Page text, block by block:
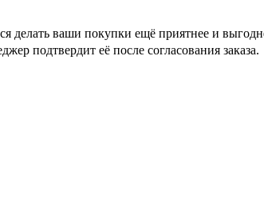
делать ваши покупки ещё приятнее и
подтвердит её после согласования заказа.